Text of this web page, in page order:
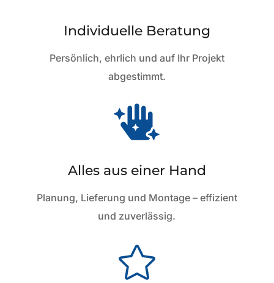
Individuelle Beratung
Persönlich, ehrlich und auf Ihr Projekt
abgestimmt.

Alles aus einer Hand
Planung, Lieferung und Montage – effizient
und zuverlässig.
